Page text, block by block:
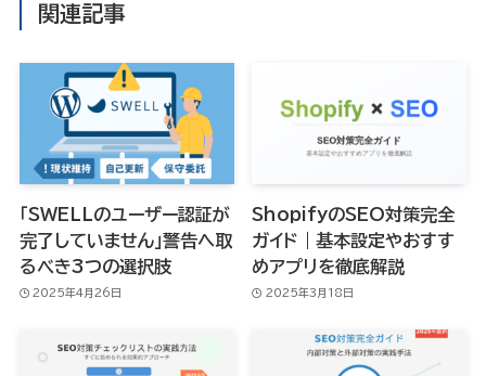
関連記事
「SWELLのユーザー認証が
完了していません」警告へ取
るべき3つの選択肢
2025年4月26日
ShopifyのSEO対策完全
ガイド｜基本設定やおすす
めアプリを徹底解説
2025年3月18日